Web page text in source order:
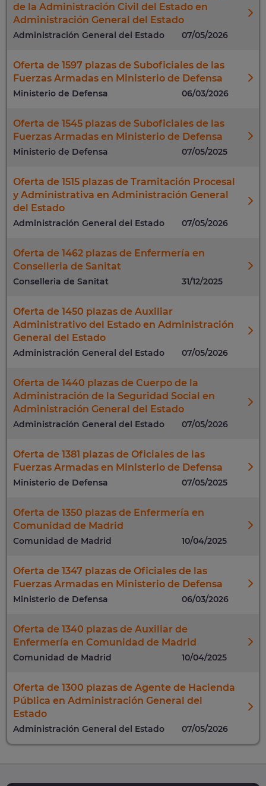
de la Administración Civil del Estado en
Administración General del Estado
Administración General del Estado 07/05/2026
Oferta de 1597 plazas de Suboficiales de las
Fuerzas Armadas en Ministerio de Defensa
Ministerio de Defensa 06/03/2026
Oferta de 1545 plazas de Suboficiales de las
Fuerzas Armadas en Ministerio de Defensa
Ministerio de Defensa 07/05/2025
Oferta de 1515 plazas de Tramitación Procesal
y Administrativa en Administración General
del Estado
Administración General del Estado 07/05/2026
Oferta de 1462 plazas de Enfermería en
Conselleria de Sanitat
Conselleria de Sanitat 31/12/2025
Oferta de 1450 plazas de Auxiliar
Administrativo del Estado en Administración
General del Estado
Administración General del Estado 07/05/2026
Oferta de 1440 plazas de Cuerpo de la
Administración de la Seguridad Social en
Administración General del Estado
Administración General del Estado 07/05/2026
Oferta de 1381 plazas de Oficiales de las
Fuerzas Armadas en Ministerio de Defensa
Ministerio de Defensa 07/05/2025
Oferta de 1350 plazas de Enfermería en
Comunidad de Madrid
Comunidad de Madrid 10/04/2025
Oferta de 1347 plazas de Oficiales de las
Fuerzas Armadas en Ministerio de Defensa
Ministerio de Defensa 06/03/2026
Oferta de 1340 plazas de Auxiliar de
Enfermería en Comunidad de Madrid
Comunidad de Madrid 10/04/2025
Oferta de 1300 plazas de Agente de Hacienda
Pública en Administración General del
Estado
Administración General del Estado 07/05/2026